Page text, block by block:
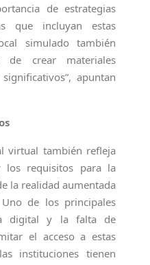
de estrategias
que incluyan estas
simulado también
de crear materiales
apuntan
virtual también refleja
los requisitos para la
la realidad aumentada
de los principales
digital y la falta de
el acceso a estas
instituciones tienen